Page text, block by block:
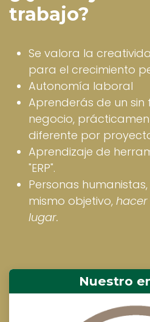
trabajo?
Se valora la
para el crecimiento
Autonomía laboral
Aprenderás de un sin
negocio,
diferente por
Aprendizaje de
"ERP".
Personas
mismo objetivo, hacer
lugar.
Nuestro